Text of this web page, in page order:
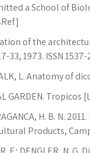
a School of
of the
33, 1973. ISSN 1537-
L. Anatomy of
GARDEN. Tropicos
H. B. N.
Products,